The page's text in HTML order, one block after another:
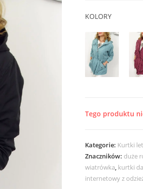
KOLORY
Tego produktu
Kategorie: Kurtki
Znaczników: duże
wiatrówka, kurtki
internetowy z